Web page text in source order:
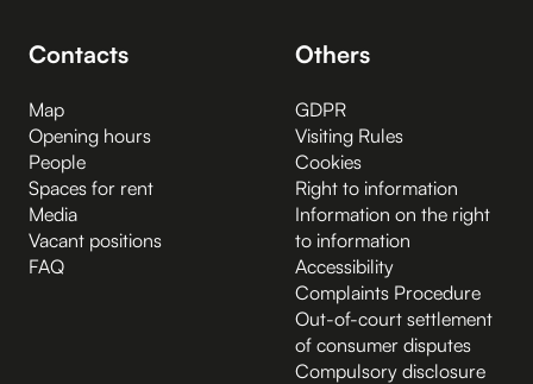
Contacts
Map
Opening hours
People
Spaces for rent
Media
Vacant positions
FAQ
Others
GDPR
Visiting Rules
Cookies
Right to information
Information on the right
to information
Accessibility
Complaints Procedure
Out-of-court settlement
of consumer disputes
Compulsory disclosure